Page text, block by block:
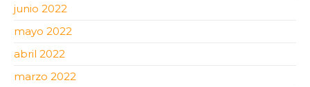
junio 2022
mayo 2022
abril 2022
marzo 2022